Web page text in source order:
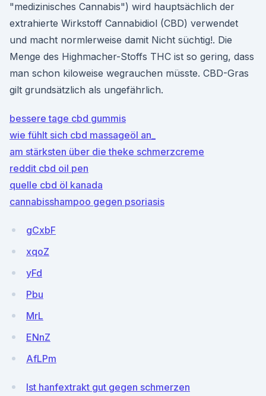
"medizinisches Cannabis") wird hauptsächlich der
extrahierte Wirkstoff Cannabidiol (CBD) verwendet
und macht normlerweise damit Nicht süchtig!. Die
Menge des Highmacher-Stoffs THC ist so gering, dass
man schon kiloweise wegrauchen müsste. CBD-Gras
gilt grundsätzlich als ungefährlich.
bessere tage cbd gummis
wie fühlt sich cbd massageöl an_
am stärksten über die theke schmerzcreme
reddit cbd oil pen
quelle cbd öl kanada
cannabisshampoo gegen psoriasis
gCxbF
xqoZ
yFd
Pbu
MrL
ENnZ
AfLPm
Ist hanfextrakt gut gegen schmerzen